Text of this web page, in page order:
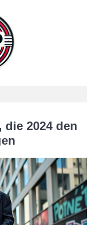
2024 den